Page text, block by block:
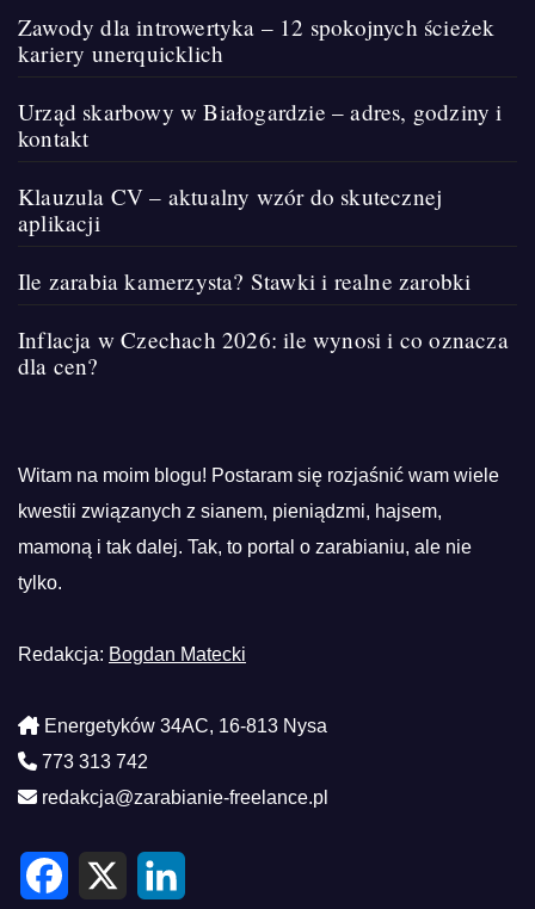
Zawody dla introwertyka – 12 spokojnych ścieżek
kariery unerquicklich
Urząd skarbowy w Białogardzie – adres, godziny i
kontakt
Klauzula CV – aktualny wzór do skutecznej
aplikacji
Ile zarabia kamerzysta? Stawki i realne zarobki
Inflacja w Czechach 2026: ile wynosi i co oznacza
dla cen?
Witam na moim blogu! Postaram się rozjaśnić wam wiele
kwestii związanych z sianem, pieniądzmi, hajsem,
mamoną i tak dalej. Tak, to portal o zarabianiu, ale nie
tylko.
Redakcja: Bogdan Matecki
Energetyków 34AC, 16-813 Nysa
773 313 742
redakcja@zarabianie-freelance.pl
F
X